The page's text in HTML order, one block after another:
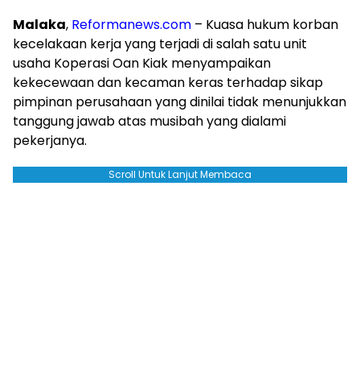
Malaka, Reformanews.com – Kuasa hukum korban
kecelakaan kerja yang terjadi di salah satu unit
usaha Koperasi Oan Kiak menyampaikan
kekecewaan dan kecaman keras terhadap sikap
pimpinan perusahaan yang dinilai tidak menunjukkan
tanggung jawab atas musibah yang dialami
pekerjanya.
Scroll Untuk Lanjut Membaca